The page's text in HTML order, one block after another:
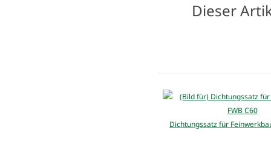
Dieser
Dichtungssatz für